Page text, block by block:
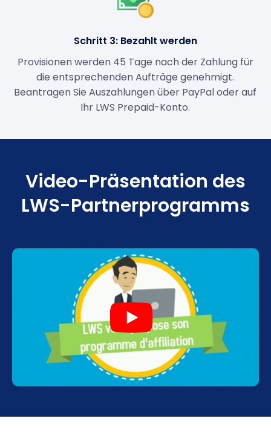
Schritt 3: Bezahlt werden
Provisionen werden 45 Tage nach der Zahlung für
die entsprechenden Aufträge genehmigt.
Beantragen Sie Auszahlungen über PayPal oder auf
Ihr LWS Prepaid-Konto.
Video-Präsentation des
LWS-Partnerprogramms